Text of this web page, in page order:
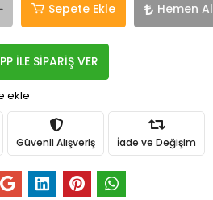
Sepete Ekle Hemen Al
İLE SİPARİŞ VER
ekle
Güvenli Alışveriş İade ve Değişim